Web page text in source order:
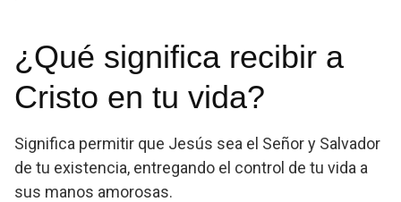
¿Qué significa recibir a
Cristo en tu vida?
Significa permitir que Jesús sea el Señor y Salvador
de tu existencia, entregando el control de tu vida a
sus manos amorosas.